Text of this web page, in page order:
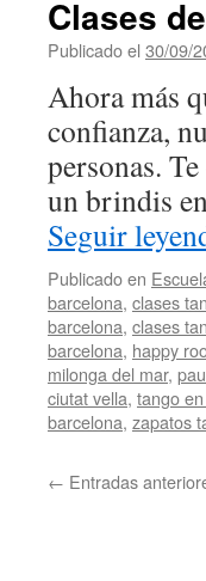
Clases
Publicado el 30/09/
Ahora más
confianza,
personas.
un brindis
Seguir
Publicado en
barcelona, clases
barcelona, clases
barcelona, happy
milonga del mar,
ciutat vella, tango
barcelona, zapatos
← Entradas